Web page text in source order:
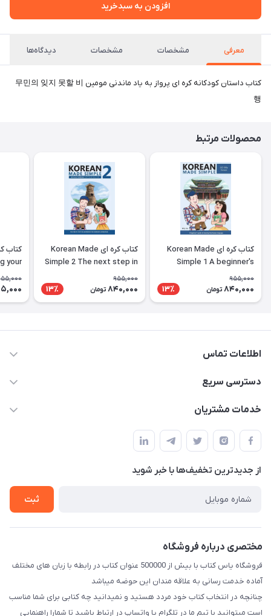
افزودن به سبدخرید
معرفی مشخصات مشخصات دیدگاه‌ها
کتاب داستان کودکانه کره ای پرواز به یاد ماندنی مومین 무민의 잊지 못할 비
행
محصولات مرتبط
کتاب کره ای Korean Made
Simple 1 A beginner's
guide to learning the
Korean language
955,000
840,000 تومان 13٪
کتاب کره ای Korean Made
Simple 2 The next step in
learning the Korean
language
955,000
840,000 تومان 13٪
your
the
اطلاعات تماس
09371742423
طبقه بالای دنیای لبنیات (مراجعه حضوری فقط در صورت هماهنگی
قبلی با شماره ۰۹۳۷۱۷۴۲۴۲۳ امکان پذیر است)
دسترسی سریع
حساب کاربری
لیست محصولات
درباره ما
خدمات مشتریان
قوانین و مقررات
حریم خصوصی
راهنما
از جدید‌ترین تخفیف‌ها با‌ خبر شوید
ثبت
مختصری درباره فروشگاه
فروشگاه یاس کتاب با بیش از 500000 عنوان کتاب در رابطه با زبان های مختلف
آماده خدمت رسانی به علاقه مندان این حوضه میباشد
چنانچه در انتخاب کتاب خود مردد هستید و نمیدانید چه کتابی برای شما مناسب
است میتوانید با تیم ما در تلگرام یا واتساپ در ارتباط باشید تا شما‌را راهنمایی